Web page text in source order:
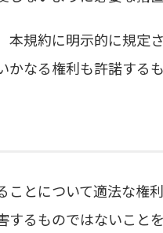
規約に明示的に規定
なる権利も許諾する
とについて適法な権
るものではないことを